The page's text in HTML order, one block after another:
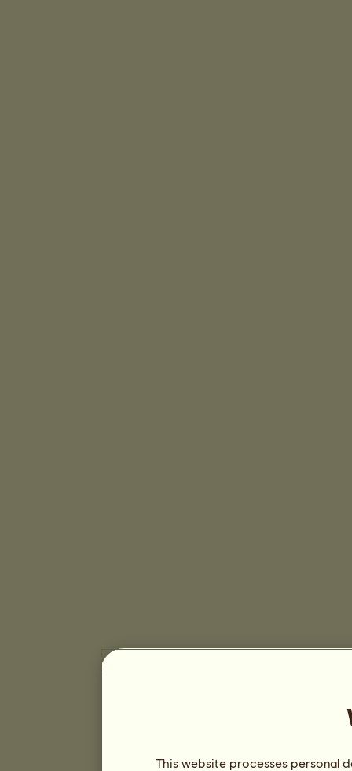
This website processes personal